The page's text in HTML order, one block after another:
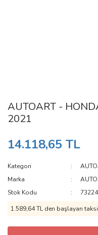
AUTOART -
2021
14.118,65 TL
Kategori
Marka
Stok Kodu
73224
1.589,64 TL den başlayan